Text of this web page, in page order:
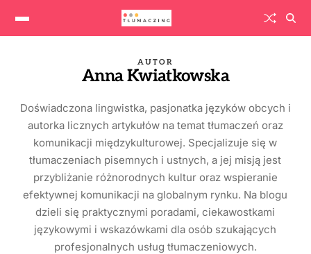
AUTOR
Anna Kwiatkowska
Doświadczona lingwistka, pasjonatka języków obcych i
autorka licznych artykułów na temat tłumaczeń oraz
komunikacji międzykulturowej. Specjalizuje się w
tłumaczeniach pisemnych i ustnych, a jej misją jest
przybliżanie różnorodnych kultur oraz wspieranie
efektywnej komunikacji na globalnym rynku. Na blogu
dzieli się praktycznymi poradami, ciekawostkami
językowymi i wskazówkami dla osób szukających
profesjonalnych usług tłumaczeniowych.